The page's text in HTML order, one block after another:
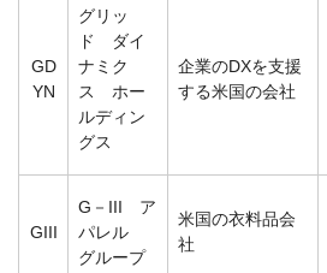
GD
YN
グリッ
ド ダイ
ナミク
ス ホー
ルディン
グス
企業のDXを支援
する米国の会社
GIII
G－III ア
パレル
グループ
米国の衣料品会
社